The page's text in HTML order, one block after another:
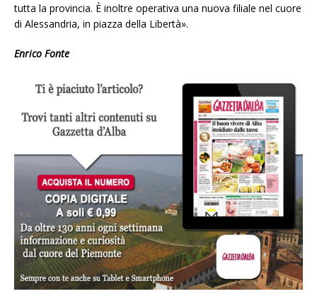
tutta la provincia. È inoltre operativa una nuova filiale nel cuore
di Alessandria, in piazza della Libertà».
Enrico Fonte